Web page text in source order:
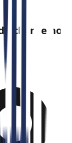
cliente no